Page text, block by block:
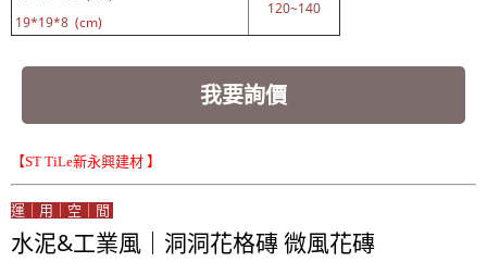
19*19*8 (cm)
120~140
我要詢價
【ST TiLe新永興建材 】
運｜用｜空｜間
水泥&工業風｜洞洞花格磚 微風花磚